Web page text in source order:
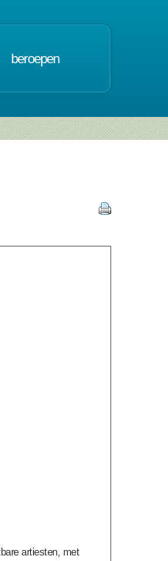
beroepen
artiesten, met